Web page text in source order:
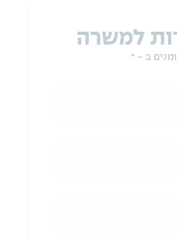
למשרה
ב - *